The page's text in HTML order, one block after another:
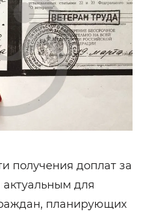
получения доплат за
актуальным для
планирующих